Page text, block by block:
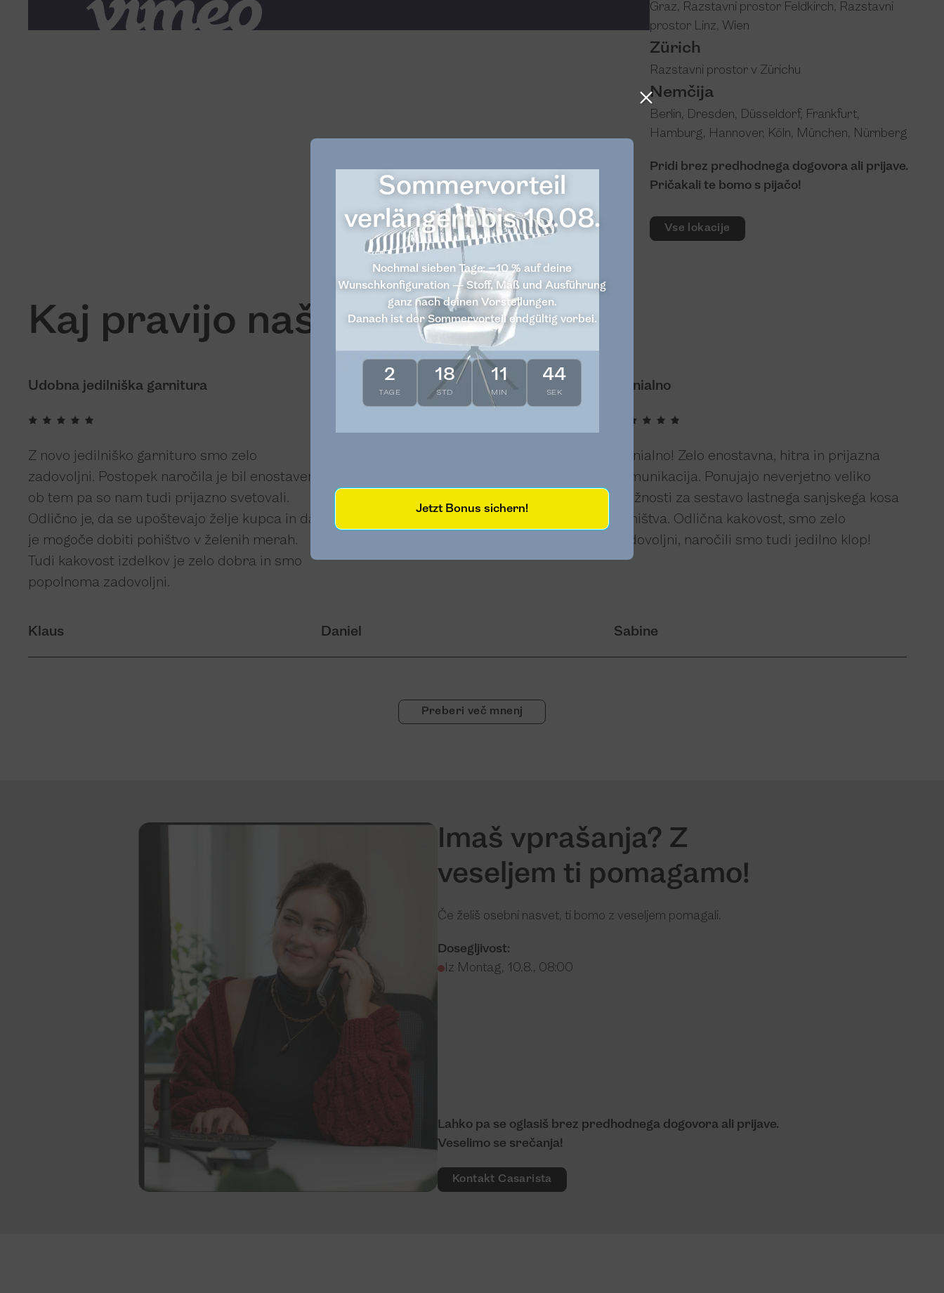
Graz, Razstavni prostor Feldkirch, Razstavni
prostor Linz, Wien
Zürich
Razstavni prostor v Zürichu
Nemčija
Berlin, Dresden, Düsseldorf, Frankfurt,
Hamburg, Hannover, Köln, München, Nürnberg
Pridi brez predhodnega dogovora ali prijave.
Pričakali te bomo s pijačo!
Vse lokacije
Kaj pravijo naše stranke.
Udobna jedilniška garnitura
Z novo jedilniško garnituro smo zelo
zadovoljni. Postopek naročila je bil enostaven,
ob tem pa so nam tudi prijazno svetovali.
Odlično je, da se upoštevajo želje kupca in da
je mogoče dobiti pohištvo v želenih merah.
Tudi kakovost izdelkov je zelo dobra in smo
popolnoma zadovoljni.
Klaus
Jedilna klop z naslonjali in mizo
Daniel
Genialno
Genialno! Zelo enostavna, hitra in prijazna
komunikacija. Ponujajo neverjetno veliko
možnosti za sestavo lastnega sanjskega kosa
pohištva. Odlična kakovost, smo zelo
zadovoljni, naročili smo tudi jedilno klop!
Sabine
Preberi več mnenj
Imaš vprašanja? Z
veseljem ti pomagamo!
Če želiš osebni nasvet, ti bomo z veseljem pomagali.
Dosegljivost:
Iz Montag, 10.8., 08:00
Lahko pa se oglasiš brez predhodnega dogovora ali prijave.
Veselimo se srečanja!
Kontakt Casarista
Sommervorteil
verlängert bis 10.08.
Nochmal sieben Tage: −10 % auf deine
Wunschkonfiguration — Stoff, Maß und Ausführung
ganz nach deinen Vorstellungen.
Danach ist der Sommervorteil endgültig vorbei.
2
TAGE
18
STD
11
MIN
42
SEK
Jetzt Bonus sichern!